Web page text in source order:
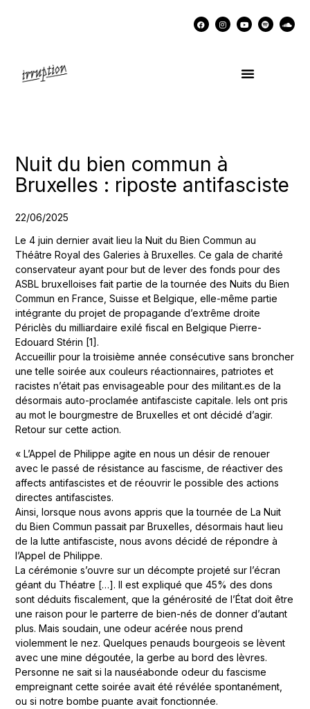
Nuit du bien commun à
Bruxelles : riposte antifasciste
22/06/2025
Le 4 juin dernier avait lieu la Nuit du Bien Commun au
Théâtre Royal des Galeries à Bruxelles. Ce gala de charité
conservateur ayant pour but de lever des fonds pour des
ASBL bruxelloises fait partie de la tournée des Nuits du Bien
Commun en France, Suisse et Belgique, elle-même partie
intégrante du projet de propagande d’extrême droite
Périclès du milliardaire exilé fiscal en Belgique Pierre-
Edouard Stérin [1].
Accueillir pour la troisième année consécutive sans broncher
une telle soirée aux couleurs réactionnaires, patriotes et
racistes n’était pas envisageable pour des militant.es de la
désormais auto-proclamée antifasciste capitale. Iels ont pris
au mot le bourgmestre de Bruxelles et ont décidé d’agir.
Retour sur cette action.
« L’Appel de Philippe agite en nous un désir de renouer
avec le passé de résistance au fascisme, de réactiver des
affects antifascistes et de réouvrir le possible des actions
directes antifascistes.
Ainsi, lorsque nous avons appris que la tournée de La Nuit
du Bien Commun passait par Bruxelles, désormais haut lieu
de la lutte antifasciste, nous avons décidé de répondre à
l’Appel de Philippe.
La cérémonie s’ouvre sur un décompte projeté sur l’écran
géant du Théatre […]. Il est expliqué que 45% des dons
sont déduits fiscalement, que la générosité de l’État doit être
une raison pour le parterre de bien-nés de donner d’autant
plus. Mais soudain, une odeur acérée nous prend
violemment le nez. Quelques penauds bourgeois se lèvent
avec une mine dégoutée, la gerbe au bord des lèvres.
Personne ne sait si la nauséabonde odeur du fascisme
empreignant cette soirée avait été révélée spontanément,
ou si notre bombe puante avait fonctionnée.